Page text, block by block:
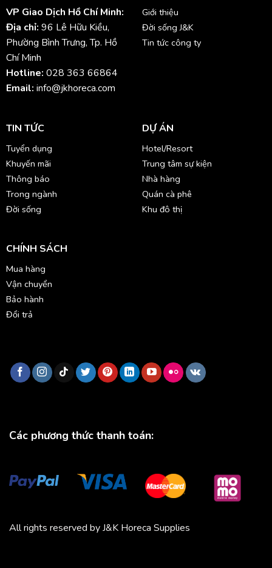
VP Giao Dịch Hồ Chí Minh:
Địa chỉ: 96 Lê Hữu Kiều,
Phường Bình Trưng, Tp. Hồ
Chí Minh
Hotline: 028 363 66864
Email: info@jkhoreca.com
Giới thiệu
Đời sống J&K
Tin tức công ty
TIN TỨC
Tuyển dụng
Khuyến mãi
Thông báo
Trong ngành
Đời sống
DỰ ÁN
Hotel/Resort
Trung tâm sự kiện
Nhà hàng
Quán cà phê
Khu đô thị
CHÍNH SÁCH
Mua hàng
Vận chuyển
Bảo hành
Đổi trả
Các phương thức thanh toán:
All rights reserved by J&K Horeca Supplies